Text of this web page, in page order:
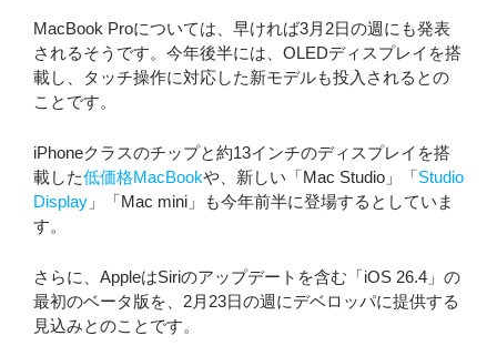
MacBook Proについては、早ければ3月2日の週にも発表
されるそうです。今年後半には、OLEDディスプレイを搭
載し、タッチ操作に対応した新モデルも投入されるとの
ことです。
iPhoneクラスのチップと約13インチのディスプレイを搭
載した低価格MacBookや、新しい「Mac Studio」「Studio
Display 」「Mac mini」も今年前半に登場するとしていま
す。
さらに、AppleはSiriのアップデートを含む「iOS 26.4」の
最初のベータ版を、2月23日の週にデベロッパに提供する
見込みとのことです。